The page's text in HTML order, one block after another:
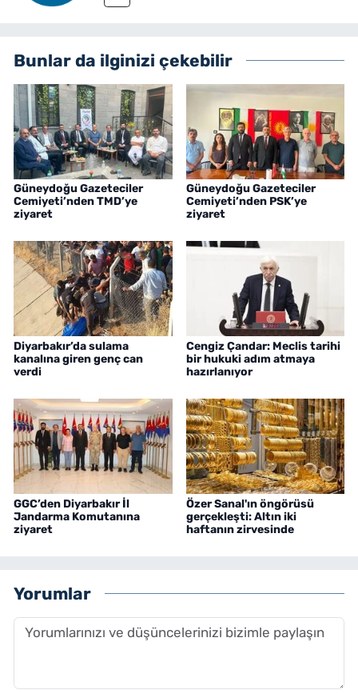
Bunlar da ilginizi çekebilir
Güneydoğu Gazeteciler
Cemiyeti’nden TMD’ye
ziyaret
Güneydoğu Gazeteciler
Cemiyeti’nden PSK’ye
ziyaret
Diyarbakır’da sulama
kanalına giren genç can
verdi
Cengiz Çandar: Meclis tarihi
bir hukuki adım atmaya
hazırlanıyor
GGC’den Diyarbakır İl
Jandarma Komutanına
ziyaret
Özer Sanal'ın öngörüsü
gerçekleşti: Altın iki
haftanın zirvesinde
Yorumlar